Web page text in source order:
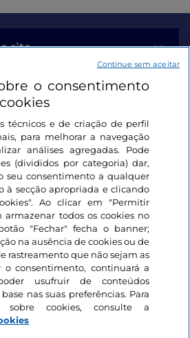
site
o consentimento
técnicos e de criação de perfil
para melhorar a navegação
análises agregadas. Pode
(divididos por categoria) dar,
seu consentimento a qualquer
à secção apropriada e clicando
Ao clicar em "Permitir
armazenar todos os cookies no
"Fechar" fecha o banner;
na ausência de cookies ou de
rastreamento que não sejam as
o consentimento, continuará a
usufruir de conteúdos
nas suas preferências. Para
sobre cookies, consulte a
Continue sem aceitar